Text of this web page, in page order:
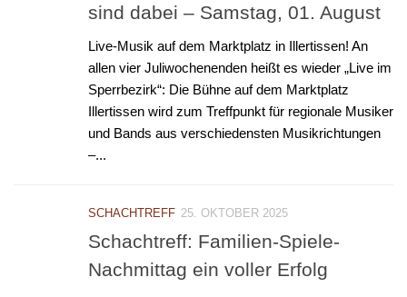
sind dabei – Samstag, 01. August
Live-Musik auf dem Marktplatz in Illertissen! An
allen vier Juliwochenenden heißt es wieder „Live im
Sperrbezirk“: Die Bühne auf dem Marktplatz
Illertissen wird zum Treffpunkt für regionale Musiker
und Bands aus verschiedensten Musikrichtungen
–...
SCHACHTREFF 25. OKTOBER 2025
Schachtreff: Familien-Spiele-
Nachmittag ein voller Erfolg